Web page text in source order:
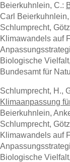
Beierkuhnlein, C.:
Carl
Schlumprecht,
Klimawandels auf
Biologische
Bundesamt für
Schlumprecht, H.,
Klimaanpassung
Beierkuhnlein,
Schlumprecht,
Klimawandels auf
Biologische